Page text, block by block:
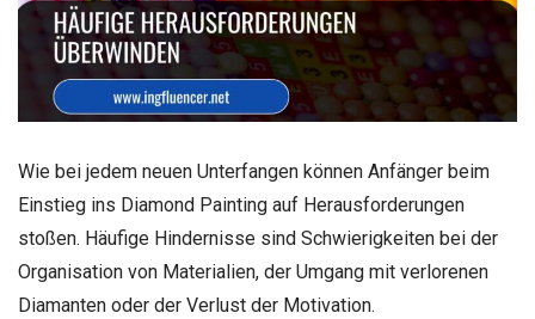
Wie bei jedem neuen Unterfangen können Anfänger beim
Einstieg ins Diamond Painting auf Herausforderungen
stoßen. Häufige Hindernisse sind Schwierigkeiten bei der
Organisation von Materialien, der Umgang mit verlorenen
Diamanten oder der Verlust der Motivation.